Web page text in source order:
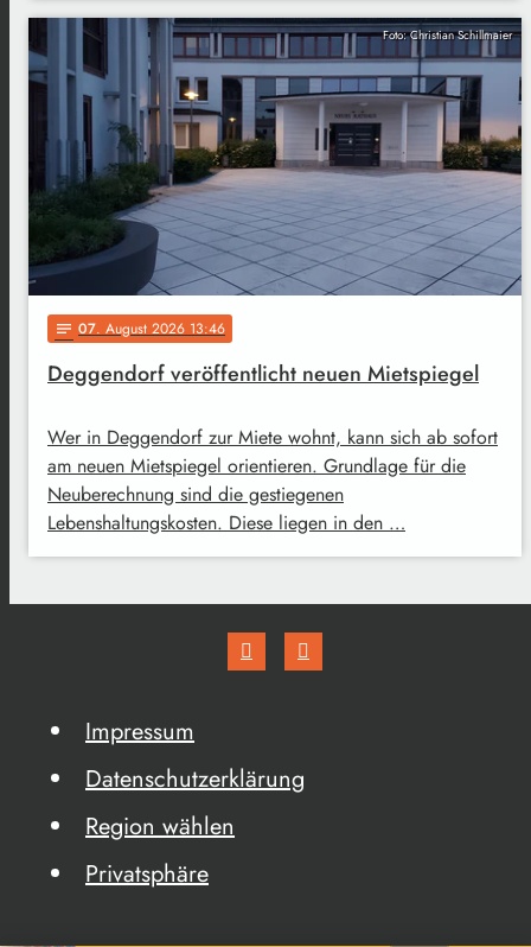
Foto: Christian Schillmaier
notes 07. August 2026 13:46
Deggendorf veröffentlicht neuen Mietspiegel
Wer in Deggendorf zur Miete wohnt, kann sich ab sofort
am neuen Mietspiegel orientieren. Grundlage für die
Neuberechnung sind die gestiegenen
Lebenshaltungskosten. Diese liegen in den …
Impressum
Datenschutzerklärung
Region wählen
Privatsphäre